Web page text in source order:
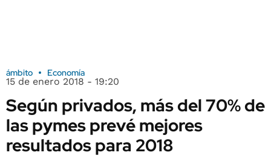
ámbito Economía
15 de enero 2018 - 19:20
Según privados, más del 70% de
las pymes prevé mejores
resultados para 2018